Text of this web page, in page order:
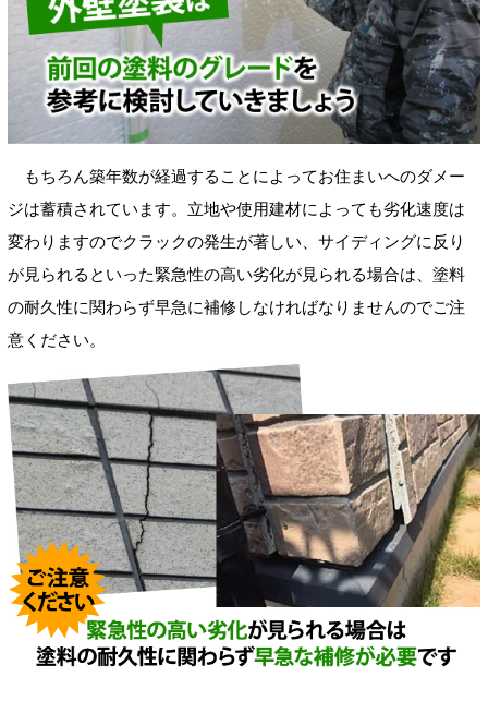
もちろん築年数が経過することによってお住まいへのダメー
ジは蓄積されています。立地や使用建材によっても劣化速度は
変わりますのでクラックの発生が著しい、サイディングに反り
が見られるといった緊急性の高い劣化が見られる場合は、塗料
の耐久性に関わらず早急に補修しなければなりませんのでご注
意ください。